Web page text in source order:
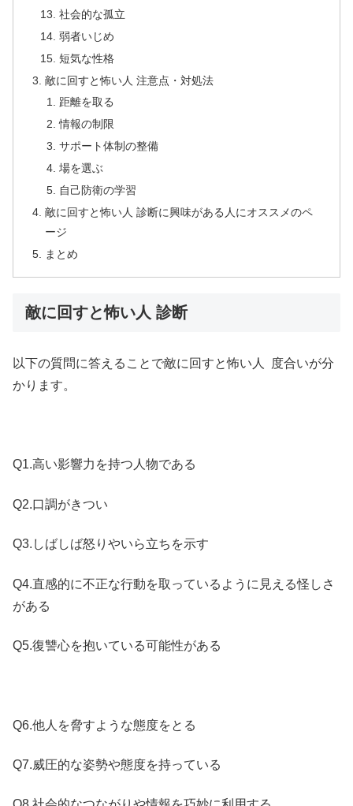
社会的な孤立
弱者いじめ
短気な性格
敵に回すと怖い人 注意点・対処法
距離を取る
情報の制限
サポート体制の整備
場を選ぶ
自己防衛の学習
敵に回すと怖い人 診断に興味がある人にオススメのペ
ージ
まとめ
敵に回すと怖い人 診断
以下の質問に答えることで敵に回すと怖い人
度合いが分
かります。
Q1.高い影響力を持つ人物である
Q2.口調がきつい
Q3.しばしば怒りやいら立ちを示す
Q4.直感的に不正な行動を取っているように見える怪しさ
がある
Q5.復讐心を抱いている可能性がある
Q6.他人を脅すような態度をとる
Q7.威圧的な姿勢や態度を持っている